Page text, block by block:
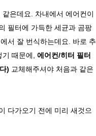
은데요
차내에서 에어컨이
필터에 가득한 세균과 곰팡
서 잘 번식하는데요
바로 추
기 때문에 에어컨/히터 필터
) 교체해주셔야 처음과 같은
다가오기 전에 미리 새것으